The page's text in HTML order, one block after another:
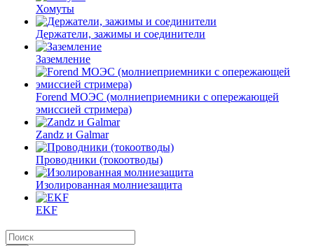
Хомуты
Держатели, зажимы и соединители
Заземление
Forend МОЭС (молниеприемники с опережающей
эмиссией стримера)
Zandz и Galmar
Проводники (токоотводы)
Изолированная молниезащита
EKF